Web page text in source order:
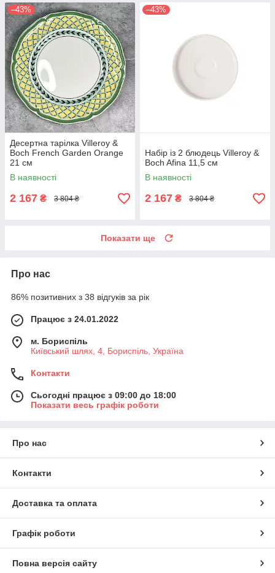
–43%
Десертна тарілка Villeroy &
Boch French Garden Orange
21 см
В наявності
2 167 ₴ 3 804 ₴
–43%
Набір із 2 блюдець Villeroy &
Boch Afina 11,5 см
В наявності
2 167 ₴ 3 804 ₴
Показати ще
Про нас
86% позитивних з 38 відгуків за рік
Працює з 24.01.2022
м. Бориспіль
Київський шлях, 4, Бориспіль, Україна
Контакти
Сьогодні працює з 09:00 до 18:00
Показати весь графік роботи
Про нас
Контакти
Доставка та оплата
Графік роботи
Повна версія сайту